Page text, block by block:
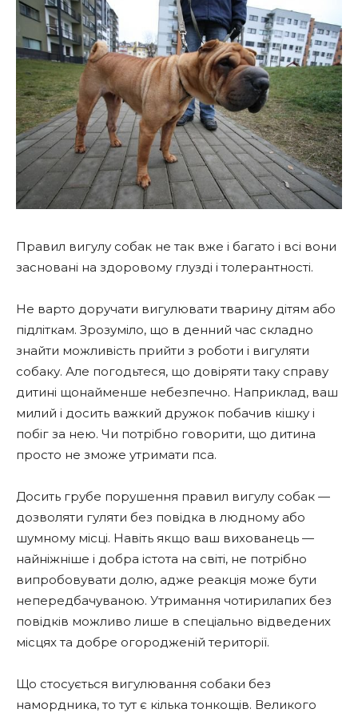
Правил вигулу собак не так вже і багато і всі вони
засновані на здоровому глузді і толерантності.
Не варто доручати вигулювати тварину дітям або
підліткам. Зрозуміло, що в денний час складно
знайти можливість прийти з роботи і вигуляти
собаку. Але погодьтеся, що довіряти таку справу
дитині щонайменше небезпечно. Наприклад, ваш
милий і досить важкий дружок побачив кішку і
побіг за нею. Чи потрібно говорити, що дитина
просто не зможе утримати пса.
Досить грубе порушення правил вигулу собак —
дозволяти гуляти без повідка в людному або
шумному місці. Навіть якщо ваш вихованець —
найніжніше і добра істота на світі, не потрібно
випробовувати долю, адже реакція може бути
непередбачуваною. Утримання чотирилапих без
повідків можливо лише в спеціально відведених
місцях та добре огородженій території.
Що стосується вигулювання собаки без
намордника, то тут є кілька тонкощів. Великого